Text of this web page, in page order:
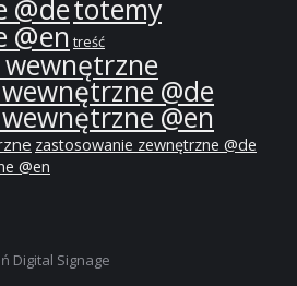
@detotemy
@entreść
@de
@en
zastosowanie zewnętrzne @de
@en
Digital Signage